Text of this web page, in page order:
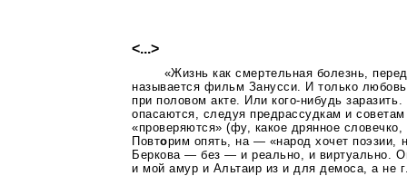
<...>
«Жизнь как смертельная болезнь,
называется фильм Занусси. И только
при половом акте. Иликого-нибудь
опасаются, следуя предрассудкам и
«проверяются» (фу, какое дрянное
Повторим опять, на — «народ хочет поэзии,
Беркова — без — и реально, и виртуально.
и мой амур и Альтаир из и для демоса, а не